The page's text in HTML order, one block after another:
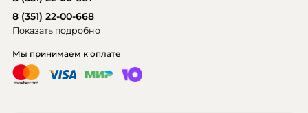
Мы принимаем к оплате
8 (351) 22-00-668
Показать подробно